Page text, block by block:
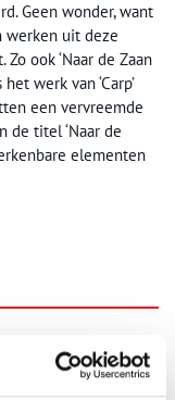
Geen wonder, want
werken uit deze
ook ‘Naar de Zaan
werk van ‘Carp’
een vervreemde
de titel ‘Naar de
elementen
verhalen en het